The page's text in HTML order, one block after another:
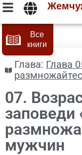
Все
книги
Глава: Глава
07.
заповеди
мужчин